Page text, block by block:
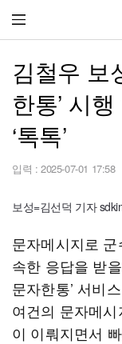
김철우 보
한통’ 시
‘톡톡’
입력 : 2025-07-01 17:58
보성=김선덕 기자
문자메시지로
속한 응답을 받
문자한통’ 서비
여건의 문자메
이 이뤄지면서